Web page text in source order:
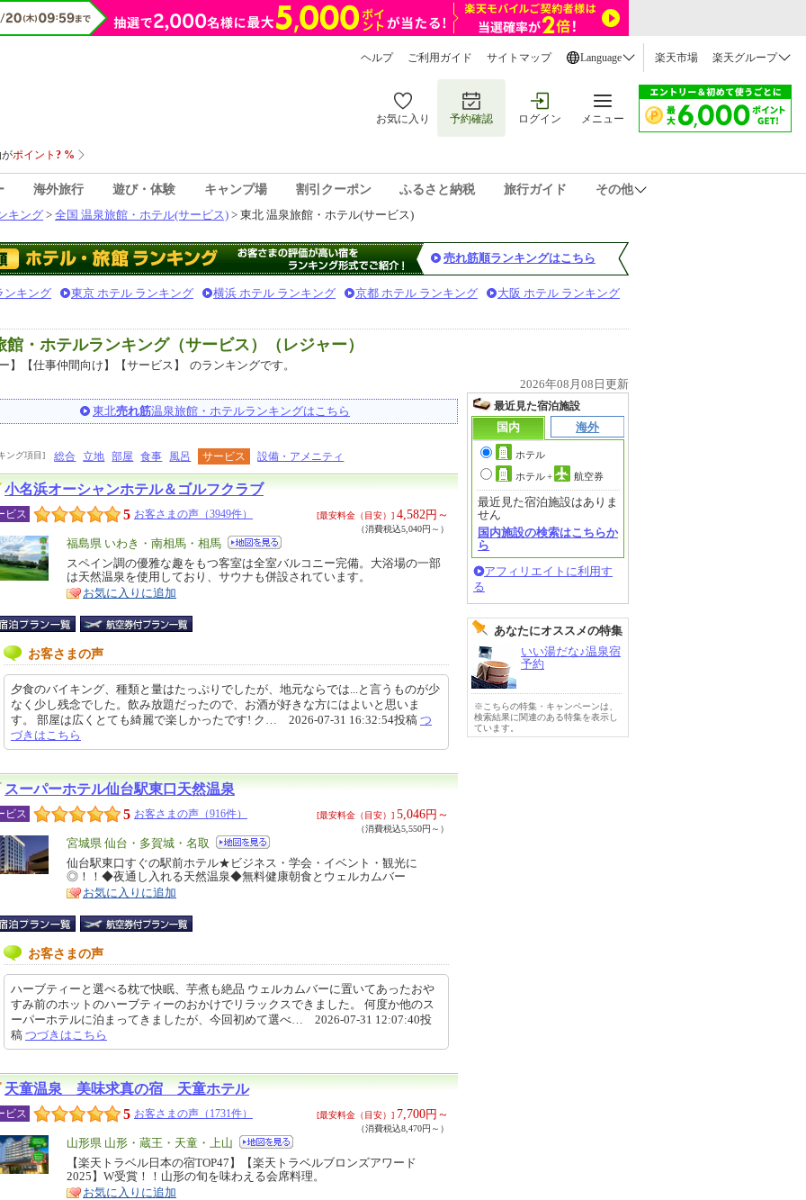
ヘルプ ご利用ガイド サイトマップ Language 楽天市場 楽天グループ
お気に入り 予約確認 ログイン メニュー
海外旅行 遊び・体験 キャンプ場 割引クーポン ふるさと納税 旅行ガイド
その他
キング > 全国 温泉旅館・ホテル(サービス) > 東北 温泉旅館・ホテル(サービス)
売れ筋順ランキングはこちら
ンキング 東京 ホテル ランキング 横浜 ホテル ランキング 京都 ホテル ランキング 大阪 ホテル ランキング
・ホテルランキング（サービス）（レジャー）
】【仕事仲間向け】【サービス】
のランキングです。
2026年08月08日更新
東北売れ筋温泉旅館・ホテルランキングはこちら
ング項目] 総合 立地 部屋 食事 風呂 サービス 設備・アメニティ
小名浜オーシャンホテル＆ゴルフクラブ
ビス 5 お客さまの声（3949件） [最安料金（目安）] 4,582 円～
（消費税込5,040円～）
エ
リ
ア
福島県 いわき・南相馬・相馬
特
徴
スペイン調の優雅な趣をもつ客室は全室バルコニー完備。大浴場の一部
は天然温泉を使用しており、サウナも併設されています。
お気に入りに追加
お客さまの声
夕食のバイキング、種類と量はたっぷりでしたが、地元ならでは...と言うものが少
なく少し残念でした。飲み放題だったので、お酒が好きな方にはよいと思いま
す。 部屋は広くとても綺麗で楽しかったです! ク… 2026-07-31 16:32:54投稿 つ
づきはこちら
スーパーホテル仙台駅東口天然温泉
ビス 5 お客さまの声（916件） [最安料金（目安）] 5,046円～
（消費税込5,550円～）
エ
リ
ア
宮城県 仙台・多賀城・名取
特
徴
仙台駅東口すぐの駅前ホテル★ビジネス・学会・イベント・観光に
◎！！◆夜通し入れる天然温泉◆無料健康朝食とウェルカムバー
お気に入りに追加
お客さまの声
ハーブティーと選べる枕で快眠、芋煮も絶品 ウェルカムバーに置いてあったおや
すみ前のホットのハーブティーのおかけでリラックスできました。 何度か他のス
ーパーホテルに泊まってきましたが、今回初めて選べ… 2026-07-31 12:07:40投
稿 つづきはこちら
天童温泉 美味求真の宿 天童ホテル
ビス 5 お客さまの声（1731件） [最安料金（目安）] 7,700円～
（消費税込8,470円～）
エ
リ
ア
山形県 山形・蔵王・天童・上山
特
徴
【楽天トラベル日本の宿TOP47】【楽天トラベルブロンズアワード
2025】W受賞！！山形の旬を味わえる会席料理。
お気に入りに追加
最近見た宿泊施設
国内
海外
ホテル
ホテル+ 航空券
最近見た宿泊施設はありま
せん
国内施設の検索はこちらか
ら
アフィリエイトに利用す
る
あなたにオススメの特集
いい湯だな♪温泉宿
予約
※こちらの特集・キャンペーンは、
検索結果に関連のある特集を表示し
ています。